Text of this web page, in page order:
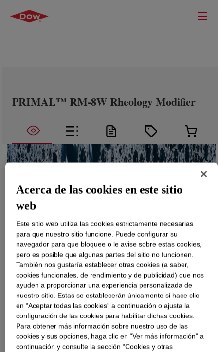
PRIMAL™ RM-8W Rheology Modifier
Qué esPRIMAL™ RM-8W Rheology Modifier?
An APEO-free, solvent-free, hydrophobically-modified
ethylene oxide urethane (HEUR) rheology modifier. It
offers efficient mid-shear (KU) viscosity build in a wide
variety of coatings formulations. It can be used in
combination with a high-shear (ICI) builder such as
ACRYSOL™ RM-3030 Rheology Modifier to reach a
desired balance of high and low shear viscosity in latex
coatings.
Acerca de las cookies en este sitio
web
Este sitio web utiliza las cookies estrictamente necesarias
para que nuestro sitio funcione. Puede configurar su
navegador para que bloquee o le avise sobre estas cookies,
pero es posible que algunas partes del sitio no funcionen.
También nos gustaría establecer otras cookies (a saber,
cookies funcionales, de rendimiento y de publicidad) que nos
ayuden a proporcionar una experiencia personalizada de
nuestro sitio. Estas se establecerán únicamente si hace clic
en “Aceptar todas las cookies” a continuación o ajusta la
configuración de las cookies para habilitar dichas cookies.
Para obtener más información sobre nuestro uso de las
cookies y sus opciones, haga clic en “Ver más información” a
continuación y consulte la sección “Cookies y otras